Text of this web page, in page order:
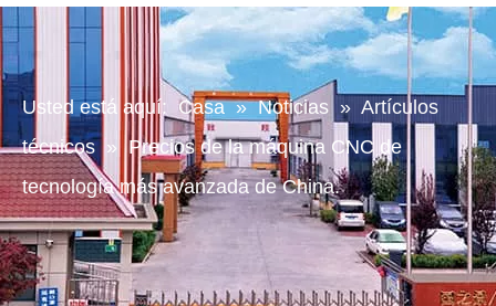
Usted está aquí: Casa » Noticias » Artículos
técnicos » Precios de la máquina CNC de
tecnología más avanzada de China.